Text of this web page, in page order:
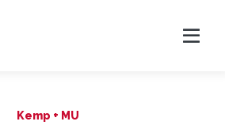
Kemp + MU